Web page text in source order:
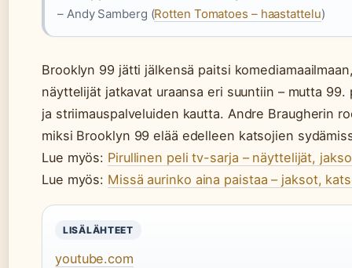
– Andy Samberg (Rotten Tomatoes – haastattelu)
Brooklyn 99 jätti jälkensä paitsi
näyttelijät jatkavat uraansa eri suuntiin – mutta
ja striimauspalveluiden kautta. Andre Braugherin
miksi Brooklyn 99 elää edelleen katsojien
Lue myös: Pirullinen peli tv-sarja – näyttelijät,
Lue myös: Missä aurinko aina paistaa – jaksot,
LISÄLÄHTEET
youtube.com